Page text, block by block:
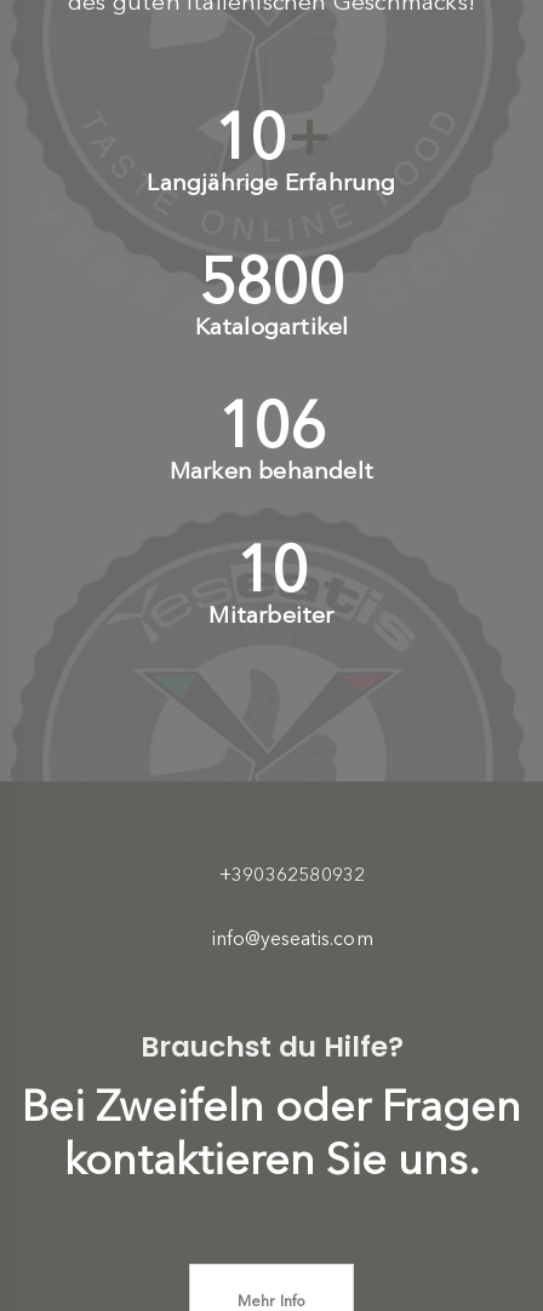
10+
Langjährige Erfahrung
6000+
Katalogartikel
110+
Marken behandelt
10+
Mitarbeiter
+390362580932
info@yeseatis.com
Brauchst du Hilfe?
Bei Zweifeln oder Fragen
kontaktieren Sie uns.
Mehr Info